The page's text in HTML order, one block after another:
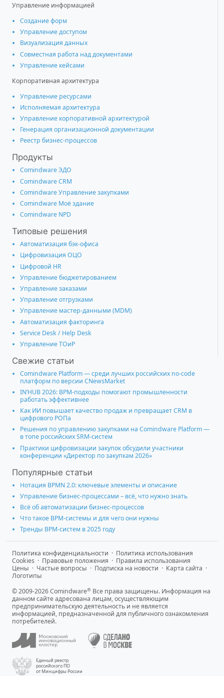
Управление информацией
Создание форм
Управление доступом
Визуализация данных
Совместная работа над документами
Управление кейсами
Корпоративная архитектура
Управление ресурсами
Исполняемая архитектура
Управление корпоративной архитектурой
Генерация организационной документации
Реестр бизнес-процессов
Продукты
Comindware ЭДО
Comindware CRM
Comindware Управление закупками
Comindware Моё здание
Comindware NPD
Типовые решения
Автоматизация бэк-офиса
Цифровизация ОЦО
Цифровой HR
Управление бюджетированием
Управление заказами
Управление отгрузками
Управление мастер-данными (MDM)
Автоматизация факторинга
Service Desk / Help Desk
Управление ТОиР
Свежие статьи
Comindware Platform — среди лучших российских no-code
платформ по версии CNewsMarket
IN’HUB 2026: BPM-подходы помогают промышленности
работать эффективнее
Как ИИ повышает качество продаж и превращает CRM в
цифрового РОПа
Решения по управлению закупками на Comindware Platform —
в топе российских SRM-систем
Практики цифровизации закупок обсудили участники
конференции «Директор по закупкам 2026»
Популярные статьи
Нотация BPMN 2.0: ключевые элементы и описание
Управление бизнес-процессами – всё, что нужно знать
Всё об автоматизации бизнес-процессов
Что такое BPM-системы и для чего они нужны
Тренды BPM-систем в 2025 году
Политика конфиденциальности · Политика использования
Cookies · Правовые положения · Правила использования
Цены · Частые вопросы · Подписка на новости · Карта сайта ·
Логотипы
© 2009-2026 Comindware® Все права защищены. Информация на
данном сайте адресована лицам, осуществляющим
предпринимательскую деятельность и не является
информацией, предназначенной для публичного ознакомления
потребителей.
Единый реестр
российского ПО
от Минцифры России